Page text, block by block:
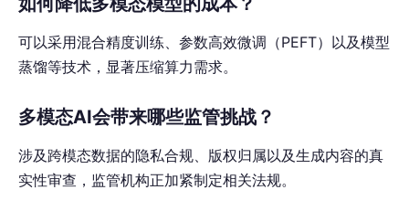
可以采用混合精度训练、参数高效微调（PEFT）以及模型
蒸馏等技术，显著压缩算力需求。
多模态AI会带来哪些监管挑战？
涉及跨模态数据的隐私合规、版权归属以及生成内容的真
实性审查，监管机构正加紧制定相关法规。